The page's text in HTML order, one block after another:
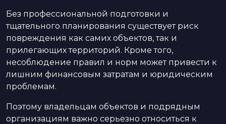
Без профессиональной подготовки и
тщательного планирования существует риск
повреждения как самих объектов, так и
прилегающих территорий. Кроме того,
несоблюдение правил и норм может привести к
лишним финансовым затратам и юридическим
проблемам.
Поэтому владельцам объектов и подрядным
организациям важно серьезно относиться к